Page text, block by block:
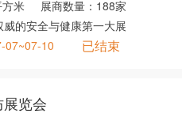
米 展商数量： 188家
威的安全与健康第一大展
07~07-10 已结束
览会